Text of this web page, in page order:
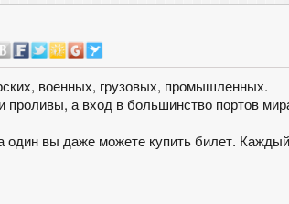
военных, грузовых, промышленных.
проливы, а вход в большинство портов
один вы даже можете купить билет. Каждый